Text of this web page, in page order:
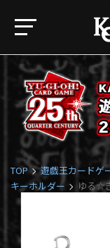
TOP 遊戯王カードゲ
キーホルダー
ゆる☆